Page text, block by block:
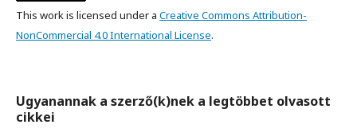
This work is licensed under a Creative Commons Attribution-
NonCommercial 4.0 International License.
Ugyanannak a szerző(k)nek a legtöbbet olvasott
cikkei